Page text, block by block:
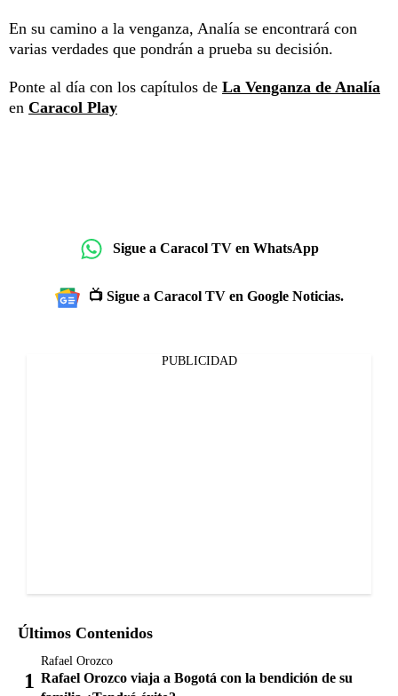
En su camino a la venganza, Analía se encontrará con
varias verdades que pondrán a prueba su decisión.
Ponte al día con los capítulos de La Venganza de Analía
en Caracol Play
Sigue a Caracol TV en WhatsApp
📺 Sigue a Caracol TV en Google Noticias.
PUBLICIDAD
Últimos Contenidos
Rafael Orozco
Rafael Orozco viaja a Bogotá con la bendición de su